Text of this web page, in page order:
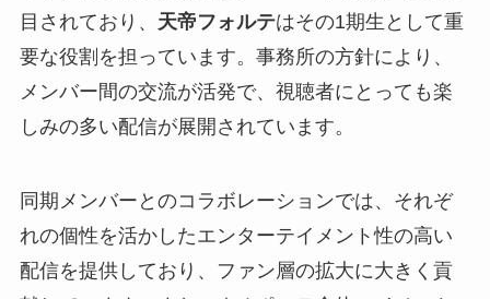
目されており、 天帝フォルテはその1期生として重
要な役割を担っています。事務所の方針により、
メンバー間の交流が活発で、視聴者にとっても楽
しみの多い配信が展開されています。
同期メンバーとのコラボレーションでは、それぞ
れの個性を活かしたエンターテイメント性の高い
配信を提供しており、ファン層の拡大に大きく貢